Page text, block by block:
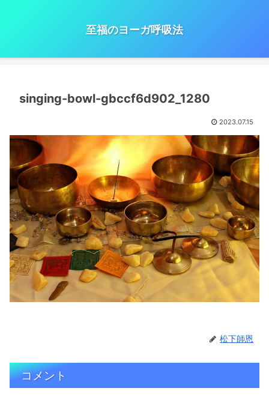
至福のヨーガ呼吸法
singing-bowl-gbccf6d902_1280
2023.07.15
松下師恩
コメント